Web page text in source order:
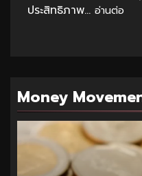
ประสิทธิภาพ... อ่านต่อ
Money